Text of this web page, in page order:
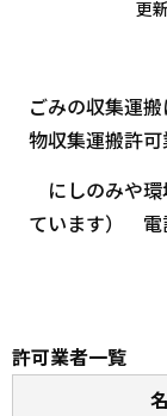
更
ごみの収集運
物収集運搬許可
にしのみや環
ています） 電
許可業者一覧